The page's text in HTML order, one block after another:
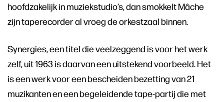
hoofdzakelijk in muziekstudio’s, dan smokkelt Mâche
zijn taperecorder al vroeg de orkestzaal binnen.
Synergies, een titel die veelzeggend is voor het werk
zelf, uit 1963 is daarvan een uitstekend voorbeeld. Het
is een werk voor een bescheiden bezetting van 21
muzikanten en een begeleidende tape-partij die met